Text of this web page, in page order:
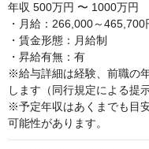
年収 500万円 〜 1000万円
・月給：266,000～465,700
・賃金形態：月給制
・昇給有無：有
※給与詳細は経験、前職の
します（同行規定による提示
※予定年収はあくまでも目
可能性があります。